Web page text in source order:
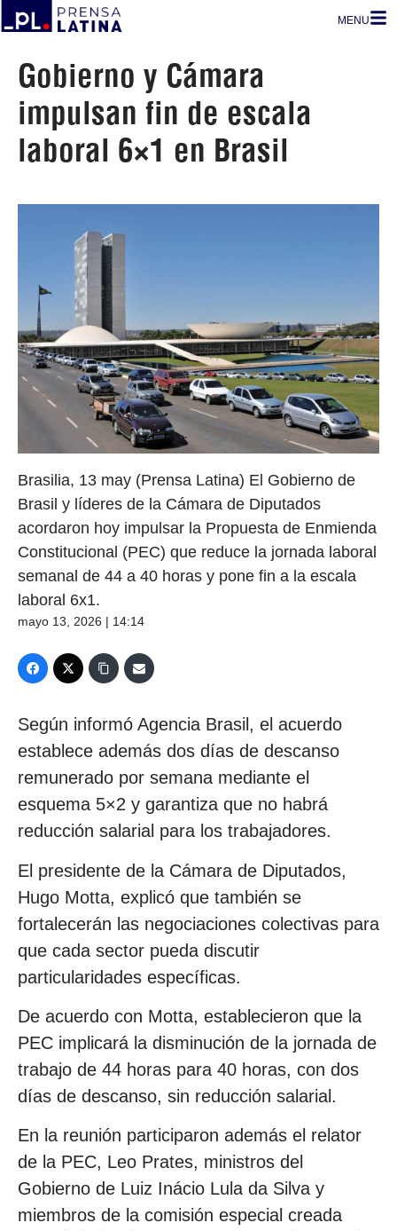
MENU
Gobierno y Cámara
impulsan fin de escala
laboral 6×1 en Brasil
Brasilia, 13 may (Prensa Latina) El Gobierno de
Brasil y líderes de la Cámara de Diputados
acordaron hoy impulsar la Propuesta de Enmienda
Constitucional (PEC) que reduce la jornada laboral
semanal de 44 a 40 horas y pone fin a la escala
laboral 6x1.
mayo 13, 2026 | 14:14
Según informó Agencia Brasil, el acuerdo
establece además dos días de descanso
remunerado por semana mediante el
esquema 5×2 y garantiza que no habrá
reducción salarial para los trabajadores.
El presidente de la Cámara de Diputados,
Hugo Motta, explicó que también se
fortalecerán las negociaciones colectivas para
que cada sector pueda discutir
particularidades específicas.
De acuerdo con Motta, establecieron que la
PEC implicará la disminución de la jornada de
trabajo de 44 horas para 40 horas, con dos
días de descanso, sin reducción salarial.
En la reunión participaron además el relator
de la PEC, Leo Prates, ministros del
Gobierno de Luiz Inácio Lula da Silva y
miembros de la comisión especial creada